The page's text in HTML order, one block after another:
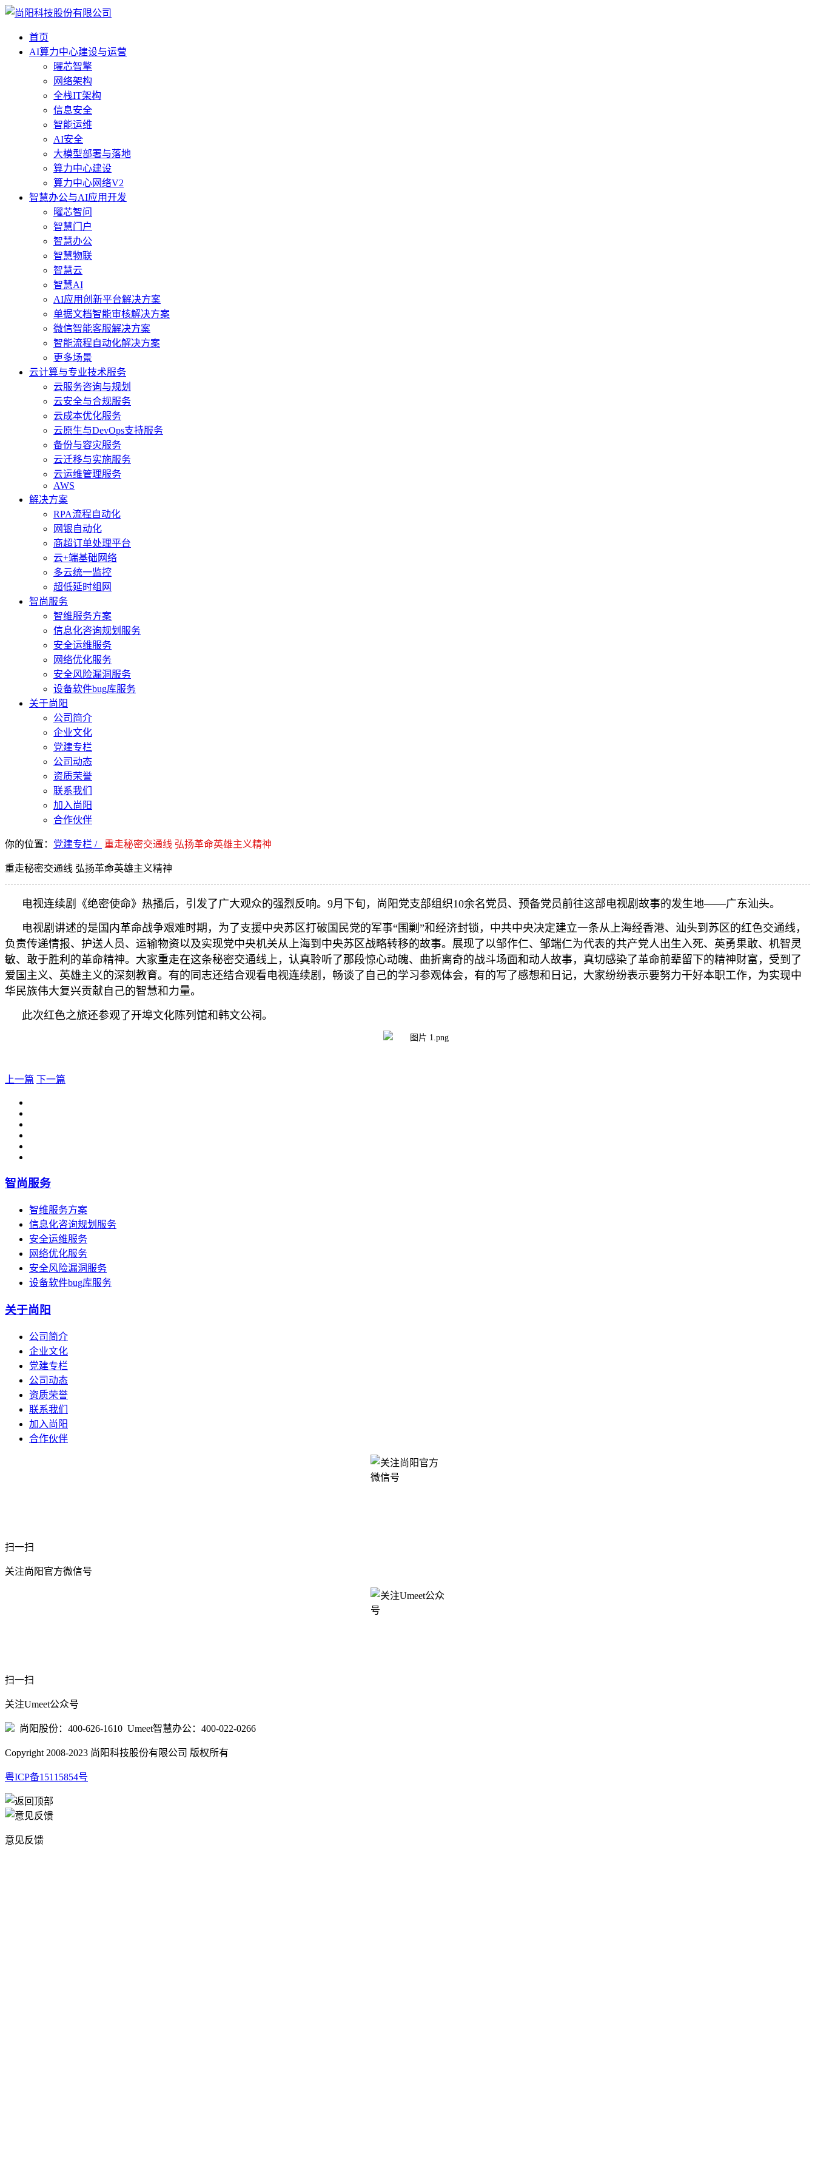
首页
AI算力中心建设与运营
曜芯智擎
网络架构
全栈IT架构
信息安全
智能运维
AI安全
大模型部署与落地
算力中心建设
算力中心网络V2
智慧办公与AI应用开发
曜芯智问
智慧门户
智慧办公
智慧物联
智慧云
智慧AI
AI应用创新平台解决方案
单据文档智能审核解决方案
微信智能客服解决方案
智能流程自动化解决方案
更多场景
云计算与专业技术服务
云服务咨询与规划
云安全与合规服务
云成本优化服务
云原生与DevOps支持服务
备份与容灾服务
云迁移与实施服务
云运维管理服务
AWS
解决方案
RPA流程自动化
网银自动化
商超订单处理平台
云+端基础网络
多云统一监控
超低延时组网
智尚服务
智维服务方案
信息化咨询规划服务
安全运维服务
网络优化服务
安全风险漏洞服务
设备软件bug库服务
关于尚阳
公司简介
企业文化
党建专栏
公司动态
资质荣誉
联系我们
加入尚阳
合作伙伴
你的位置： 党建专栏 / 重走秘密交通线 弘扬革命英雄主义精神
重走秘密交通线 弘扬革命英雄主义精神
电视连续剧《绝密使命》热播后，引发了广大观众的强烈反响。9月下旬，尚阳党支部组织10余名党员、预备党员前往这部电视剧故事的发生地——广东汕头。
电视剧讲述的是国内革命战争艰难时期，为了支援中央苏区打破国民党的军事“围剿”和经济封锁，中共中央决定建立一条从上海经香港、汕头到苏区的红色交通线，
负责传递情报、护送人员、运输物资以及实现党中央机关从上海到中央苏区战略转移的故事。展现了以邹作仁、邹端仁为代表的共产党人出生入死、英勇果敢、机智灵
敏、敢于胜利的革命精神。大家重走在这条秘密交通线上，认真聆听了那段惊心动魄、曲折离奇的战斗场面和动人故事，真切感染了革命前辈留下的精神财富，受到了
爱国主义、英雄主义的深刻教育。有的同志还结合观看电视连续剧，畅谈了自己的学习参观体会，有的写了感想和日记，大家纷纷表示要努力干好本职工作，为实现中
华民族伟大复兴贡献自己的智慧和力量。
此次红色之旅还参观了开埠文化陈列馆和韩文公祠。
上一篇 下一篇
智尚服务
智维服务方案
信息化咨询规划服务
安全运维服务
网络优化服务
安全风险漏洞服务
设备软件bug库服务
关于尚阳
公司简介
企业文化
党建专栏
公司动态
资质荣誉
联系我们
加入尚阳
合作伙伴
扫一扫
关注尚阳官方微信号
扫一扫
关注Umeet公众号
尚阳股份：400-626-1610 Umeet智慧办公：400-022-0266
Copyright 2008-2023 尚阳科技股份有限公司 版权所有
粤ICP备15115854号
意见反馈